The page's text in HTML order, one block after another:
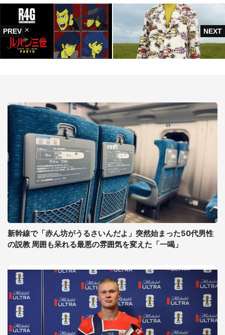
新幹線で「赤ん坊がうるさいんだよ」突然始まった50代男性
の説教 周囲も呆れる最悪の雰囲気を変えた「一喝」